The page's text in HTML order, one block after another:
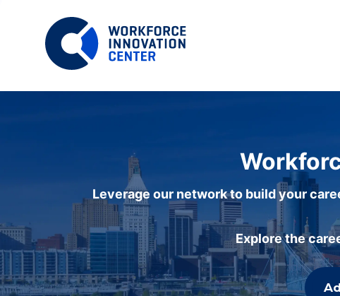
Leverage our network to build your
Explore the